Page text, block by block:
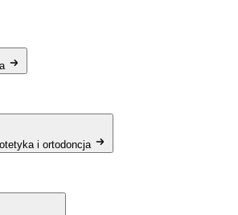
i ortodoncja